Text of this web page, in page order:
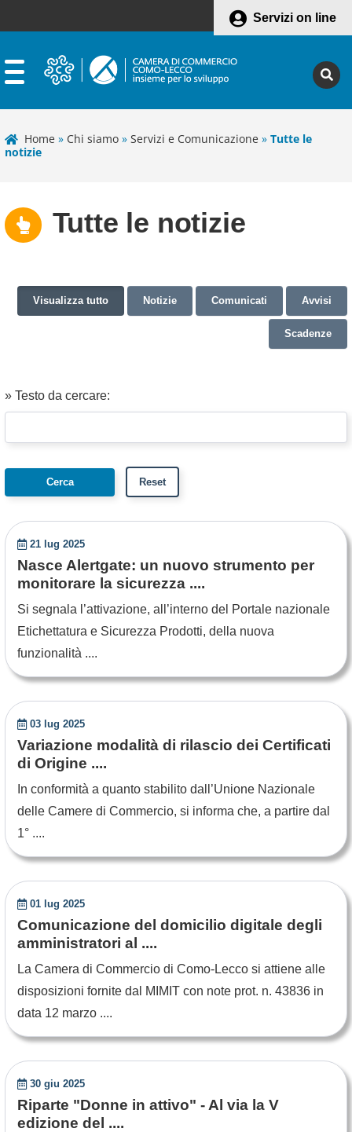
Servizi on line
Home » Chi siamo » Servizi e Comunicazione » Tutte le
notizie
Tutte le notizie
Visualizza tutto Notizie Comunicati Avvisi
Scadenze
» Testo da cercare:
21 lug 2025
Nasce Alertgate: un nuovo strumento per
monitorare la sicurezza ....
Si segnala l’attivazione, all’interno del Portale nazionale
Etichettatura e Sicurezza Prodotti, della nuova
funzionalità ....
03 lug 2025
Variazione modalità di rilascio dei Certificati
di Origine ....
In conformità a quanto stabilito dall’Unione Nazionale
delle Camere di Commercio, si informa che, a partire dal
1° ....
01 lug 2025
Comunicazione del domicilio digitale degli
amministratori al ....
La Camera di Commercio di Como-Lecco si attiene alle
disposizioni fornite dal MIMIT con note prot. n. 43836 in
data 12 marzo ....
30 giu 2025
Riparte "Donne in attivo" - Al via la V
edizione del ....